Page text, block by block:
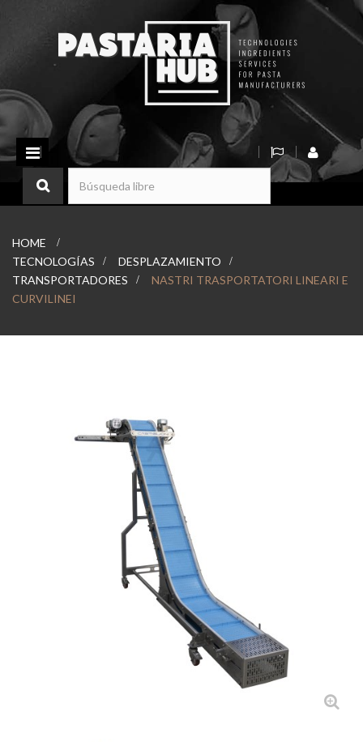
Navegación
Toggle
HOME
>
TECNOLOGÍAS
> DESPLAZAMIENTO
>
TRANSPORTADORES
>
NASTRI TRASPORTATORI LINEARI E
CURVILINEI